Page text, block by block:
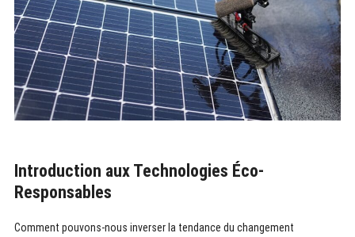
Introduction aux Technologies Éco-
Responsables
Comment pouvons-nous inverser la tendance du changement